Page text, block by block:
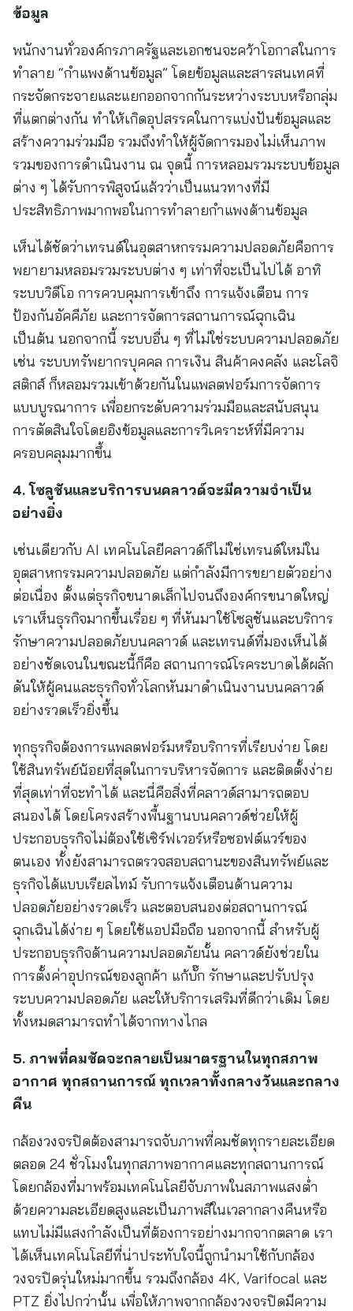
ข้อมูล
พนักงานทั่วองค์กรภาครัฐและเอกชนจะคว้าโอกาสในการ
ทำลาย “กำแพงด้านข้อมูล” โดยข้อมูลและสารสนเทศที่
กระจัดกระจายและแยกออกจากกันระหว่างระบบหรือกลุ่ม
ที่แตกต่างกัน ทำให้เกิดอุปสรรคในการแบ่งปันข้อมูลและ
สร้างความร่วมมือ รวมถึงทำให้ผู้จัดการมองไม่เห็นภาพ
รวมของการดำเนินงาน ณ จุดนี้ การหลอมรวมระบบข้อมูล
ต่าง ๆ ได้รับการพิสูจน์แล้วว่าเป็นแนวทางที่มี
ประสิทธิภาพมากพอในการทำลายกำแพงด้านข้อมูล
เห็นได้ชัดว่าเทรนด์ในอุตสาหกรรมความปลอดภัยคือการ
พยายามหลอมรวมระบบต่าง ๆ เท่าที่จะเป็นไปได้ อาทิ
ระบบวิดีโอ การควบคุมการเข้าถึง การแจ้งเตือน การ
ป้องกันอัคคีภัย และการจัดการสถานการณ์ฉุกเฉิน
เป็นต้น นอกจากนี้ ระบบอื่น ๆ ที่ไม่ใช่ระบบความปลอดภัย
เช่น ระบบทรัพยากรบุคคล การเงิน สินค้าคงคลัง และโลจิ
สติกส์ ก็หลอมรวมเข้าด้วยกันในแพลตฟอร์มการจัดการ
แบบบูรณาการ เพื่อยกระดับความร่วมมือและสนับสนุน
การตัดสินใจโดยอิงข้อมูลและการวิเคราะห์ที่มีความ
ครอบคลุมมากขึ้น
4. โซลูชันและบริการบนคลาวด์จะมีความจำเป็น
อย่างยิ่ง
เช่นเดียวกับ AI เทคโนโลยีคลาวด์ก็ไม่ใช่เทรนด์ใหม่ใน
อุตสาหกรรมความปลอดภัย แต่กำลังมีการขยายตัวอย่าง
ต่อเนื่อง ตั้งแต่ธุรกิจขนาดเล็กไปจนถึงองค์กรขนาดใหญ่
เราเห็นธุรกิจมากขึ้นเรื่อย ๆ ที่หันมาใช้โซลูชันและบริการ
รักษาความปลอดภัยบนคลาวด์ และเทรนด์ที่มองเห็นได้
อย่างชัดเจนในขณะนี้ก็คือ สถานการณ์โรคระบาดได้ผลัก
ดันให้ผู้คนและธุรกิจทั่วโลกหันมาดำเนินงานบนคลาวด์
อย่างรวดเร็วยิ่งขึ้น
ทุกธุรกิจต้องการแพลตฟอร์มหรือบริการที่เรียบง่าย โดย
ใช้สินทรัพย์น้อยที่สุดในการบริหารจัดการ และติดตั้งง่าย
ที่สุดเท่าที่จะทำได้ และนี่คือสิ่งที่คลาวด์สามารถตอบ
สนองได้ โดยโครงสร้างพื้นฐานบนคลาวด์ช่วยให้ผู้
ประกอบธุรกิจไม่ต้องใช้เซิร์ฟเวอร์หรือซอฟต์แวร์ของ
ตนเอง ทั้งยังสามารถตรวจสอบสถานะของสินทรัพย์และ
ธุรกิจได้แบบเรียลไทม์ รับการแจ้งเตือนด้านความ
ปลอดภัยอย่างรวดเร็ว และตอบสนองต่อสถานการณ์
ฉุกเฉินได้ง่าย ๆ โดยใช้แอปมือถือ นอกจากนี้ สำหรับผู้
ประกอบธุรกิจด้านความปลอดภัยนั้น คลาวด์ยังช่วยใน
การตั้งค่าอุปกรณ์ของลูกค้า แก้บั๊ก รักษาและปรับปรุง
ระบบความปลอดภัย และให้บริการเสริมที่ดีกว่าเดิม โดย
ทั้งหมดสามารถทำได้จากทางไกล
5. ภาพที่คมชัดจะกลายเป็นมาตรฐานในทุกสภาพ
อากาศ ทุกสถานการณ์ ทุกเวลาทั้งกลางวันและกลาง
คืน
กล้องวงจรปิดต้องสามารถจับภาพที่คมชัดทุกรายละเอียด
ตลอด 24 ชั่วโมงในทุกสภาพอากาศและทุกสถานการณ์
โดยกล้องที่มาพร้อมเทคโนโลยีจับภาพในสภาพแสงต่ำ
ด้วยความละเอียดสูงและเป็นภาพสีในเวลากลางคืนหรือ
แทบไม่มีแสงกำลังเป็นที่ต้องการอย่างมากจากตลาด เรา
ได้เห็นเทคโนโลยีที่น่าประทับใจนี้ถูกนำมาใช้กับกล้อง
วงจรปิดรุ่นใหม่มากขึ้น รวมถึงกล้อง 4K, Varifocal และ
PTZ ยิ่งไปกว่านั้น เพื่อให้ภาพจากกล้องวงจรปิดมีความ